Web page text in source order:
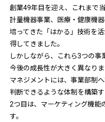
創業49年目を迎え、これまで
計量機器事業、医療・健康機
培ってきた「はかる」技術を
得してきました。
しかしながら、これら3つの事
今後の成長性が大きく異なり
マネジメントには、事業部制
判断できるような体制を構築
2つ目は、マーケティング機能
す。